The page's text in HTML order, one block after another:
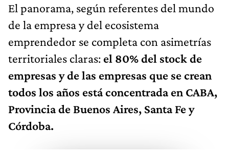
El panorama, según referentes del mundo
de la empresa y del ecosistema
emprendedor se completa con asimetrías
territoriales claras: el 80% del stock de
empresas y de las empresas que se crean
todos los años está concentrada en CABA,
Provincia de Buenos Aires, Santa Fe y
Córdoba.